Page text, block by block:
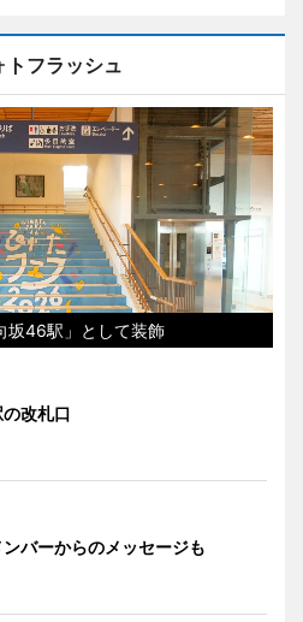
トフラッシュ
坂46駅」として装飾
改札口
バーからのメッセージも